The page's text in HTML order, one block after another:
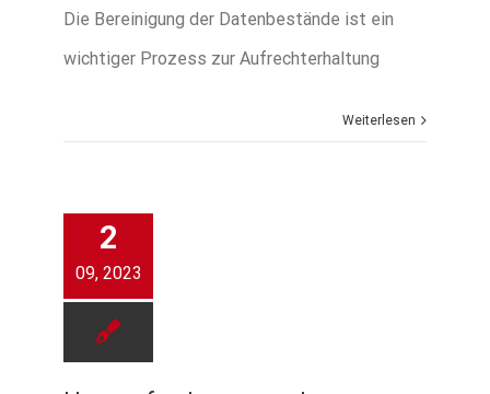
Die Bereinigung der Datenbestände ist ein
wichtiger Prozess zur Aufrechterhaltung
Weiterlesen
2
09, 2023